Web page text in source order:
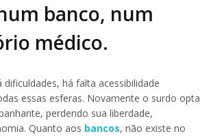
banco, num
médico.
há falta acessibilidade
essas esferas. Novamente o surdo opta
perdendo sua liberdade,
Quanto aos bancos, não existe no